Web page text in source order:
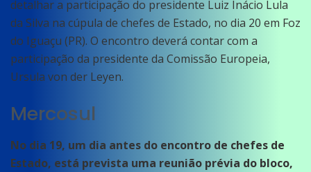
detalhar a participação do presidente Luiz Inácio Lula
da Silva na cúpula de chefes de Estado, no dia 20 em Foz
do Iguaçu (PR). O encontro deverá contar com a
participação da presidente da Comissão Europeia,
Ursula von der Leyen.
Mercosul
No dia 19, um dia antes do encontro de chefes de
Estado, está prevista uma reunião prévia do bloco,